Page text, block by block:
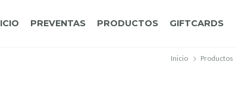
PREVENTAS PRODUCTOS GIFTCARDS
Inicio Productos